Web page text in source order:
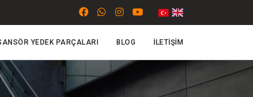
YEDEK PARÇALARI BLOG İLETIŞIM